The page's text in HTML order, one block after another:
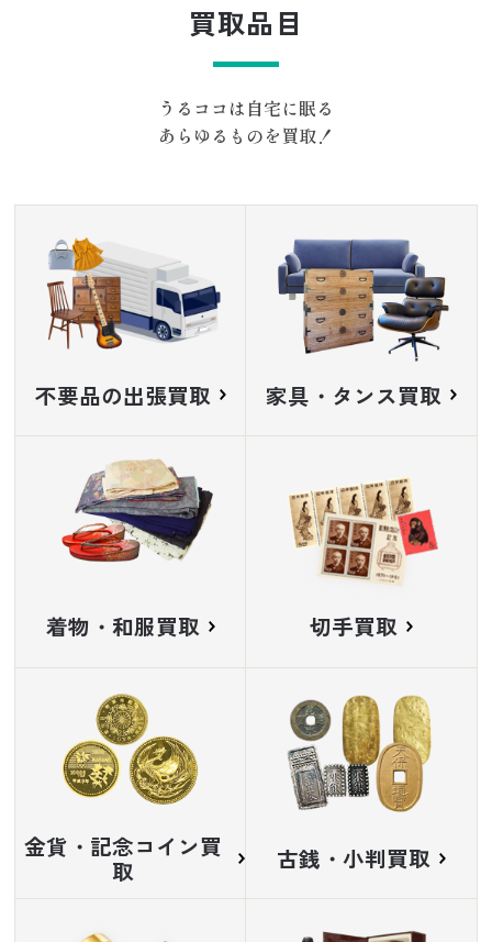
買取品目
うるココは自宅に眠る
あらゆるものを買取！
不要品の出張買取 家具・タンス買取
着物・和服買取 切手買取
金貨・記念コイン買
取 古銭・小判買取